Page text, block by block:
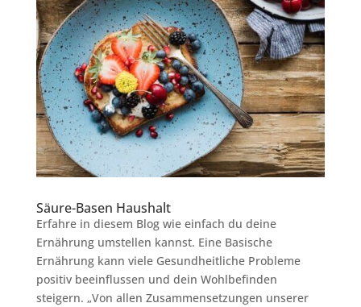
Säure-Basen Haushalt
Erfahre in diesem Blog wie einfach du deine
Ernährung umstellen kannst. Eine Basische
Ernährung kann viele Gesundheitliche Probleme
positiv beeinflussen und dein Wohlbefinden
steigern. „Von allen Zusammensetzungen unserer